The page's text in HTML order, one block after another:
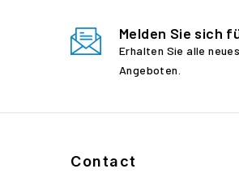
Melden Sie sich
Erhalten Sie alle
Angeboten.
Contact